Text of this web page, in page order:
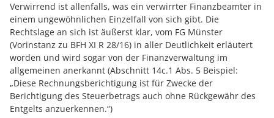
Verwirrend ist allenfalls, was ein verwirrter Finanzbeamter in
einem ungewöhnlichen Einzelfall von sich gibt. Die
Rechtslage an sich ist äußerst klar, vom FG Münster
(Vorinstanz zu BFH XI R 28/16) in aller Deutlichkeit erläutert
worden und wird sogar von der Finanzverwaltung im
allgemeinen anerkannt (Abschnitt 14c.1 Abs. 5 Beispiel:
„Diese Rechnungsberichtigung ist für Zwecke der
Berichtigung des Steuerbetrags auch ohne Rückgewähr des
Entgelts anzuerkennen.“)